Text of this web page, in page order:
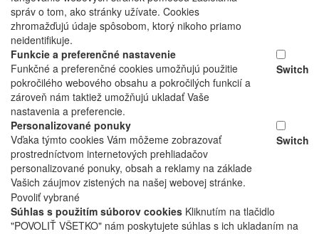
správ o tom, ako stránky užívate. Cookies
zhromažďujú údaje spôsobom, ktorý nikoho priamo
neidentifikuje.
Funkcie a preferenčné nastavenie
Funkčné a preferenčné cookies umožňujú použitie
pokročilého webového obsahu a pokročilých funkcií a
zároveň nám taktiež umožňujú ukladať Vaše
nastavenia a preferencie.
Switch
Personalizované ponuky
Vďaka týmto cookies Vám môžeme zobrazovať
prostredníctvom internetových prehliadačov
personalizované ponuky, obsah a reklamy na základe
Vašich záujmov zistených na našej webovej stránke.
Switch
Povoliť vybrané
Súhlas s použitím súborov cookies Kliknutím na tlačidlo
"POVOLIŤ VŠETKO" nám poskytujete súhlas s ich ukladaním na